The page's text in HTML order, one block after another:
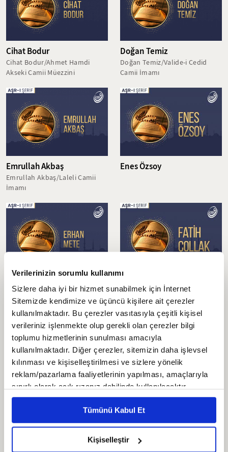
Verilerinizin sorumlu kullanımı
Sizlere daha iyi bir hizmet sunabilmek için İnternet
Sitemizde kendimize ve üçüncü kişilere ait çerezler
kullanılmaktadır. Bu çerezler vasıtasıyla çeşitli kişisel
verileriniz işlenmekte olup gerekli olan çerezler bilgi
toplumu hizmetlerinin sunulması amacıyla
kullanılmaktadır. Diğer çerezler, sitemizin daha işlevsel
kılınması ve kişiselleştirilmesi ve sizlere yönelik
reklam/pazarlama faaliyetlerinin yapılması, amaçlarıyla
sınırlı olarak açık rızanız dahilinde kullanılacaktır.
Çerezlere ilişkin tercihlerinizi çerez paneli vasıtasıyla
belirleyebilirsiniz. Çerezlere ilişkin detaylı bilgi için
Ayarlar butonuna tıklayabilir,Çerez Bilgilendirme
Metnimizi ziyaret edebilirsiniz.
Tümünü Kabul Et
Kişiselleştir
Cihat Bodur
Cihat Bodur/Ahmet Hamdi
Akseki Camii Müezzini
Doğan Temiz
Doğan Temiz/Valide-i Cedid
Camii İmamı
Emrullah Akbaş
Emrullah Akbaş/Laleli Camii
İmamı
Enes Özsoy
Erhan Mete/Eyüp Sultan Camii
İmamı
Ferruh Muştuer
Ferruh Muştuer/Ayasofya-i
Furkan Tıraşçı
Furkan Tıraşçı/Kocatepe Camii